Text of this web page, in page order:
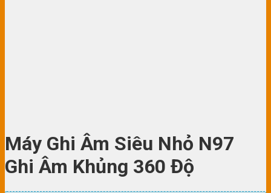
Máy Ghi Âm Siêu Nhỏ N97
Ghi Âm Khủng 360 Độ